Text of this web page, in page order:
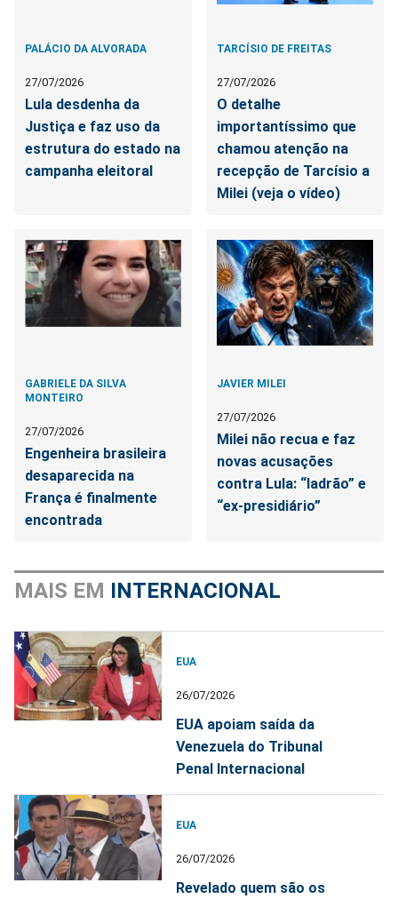
PALÁCIO DA ALVORADA
27/07/2026
Lula desdenha da
Justiça e faz uso da
estrutura do estado na
campanha eleitoral
TARCÍSIO DE FREITAS
27/07/2026
O detalhe
importantíssimo que
chamou atenção na
recepção de Tarcísio a
Milei (veja o vídeo)
GABRIELE DA SILVA
MONTEIRO
27/07/2026
Engenheira brasileira
desaparecida na
França é finalmente
encontrada
JAVIER MILEI
27/07/2026
Milei não recua e faz
novas acusações
contra Lula: “ladrão” e
“ex-presidiário”
MAIS EM INTERNACIONAL
EUA
26/07/2026
EUA apoiam saída da
Venezuela do Tribunal
Penal Internacional
EUA
26/07/2026
Revelado quem são os